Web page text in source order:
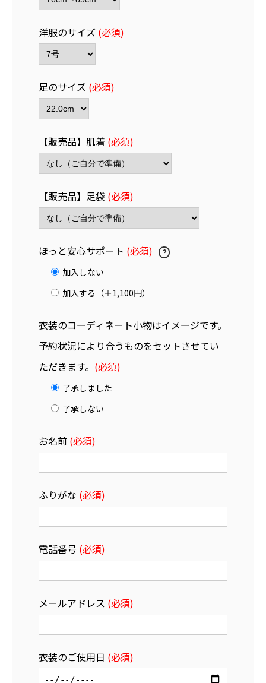
洋服のサイズ (必須)
足のサイズ (必須)
【販売品】肌着 (必須)
【販売品】足袋 (必須)
ほっと安心サポート (必須)
加入しない
加入する（＋1,100円）
衣装のコーディネート小物はイメージです。
予約状況により合うものをセットさせてい
ただきます。 (必須)
了承しました
了承しない
お名前 (必須)
ふりがな (必須)
電話番号 (必須)
メールアドレス (必須)
衣装のご使用日 (必須)